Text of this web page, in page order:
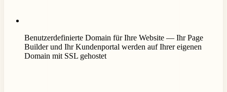
Benutzerdefinierte Domain für Ihre Website — Ihr Page
Builder und Ihr Kundenportal werden auf Ihrer eigenen
Domain mit SSL gehostet